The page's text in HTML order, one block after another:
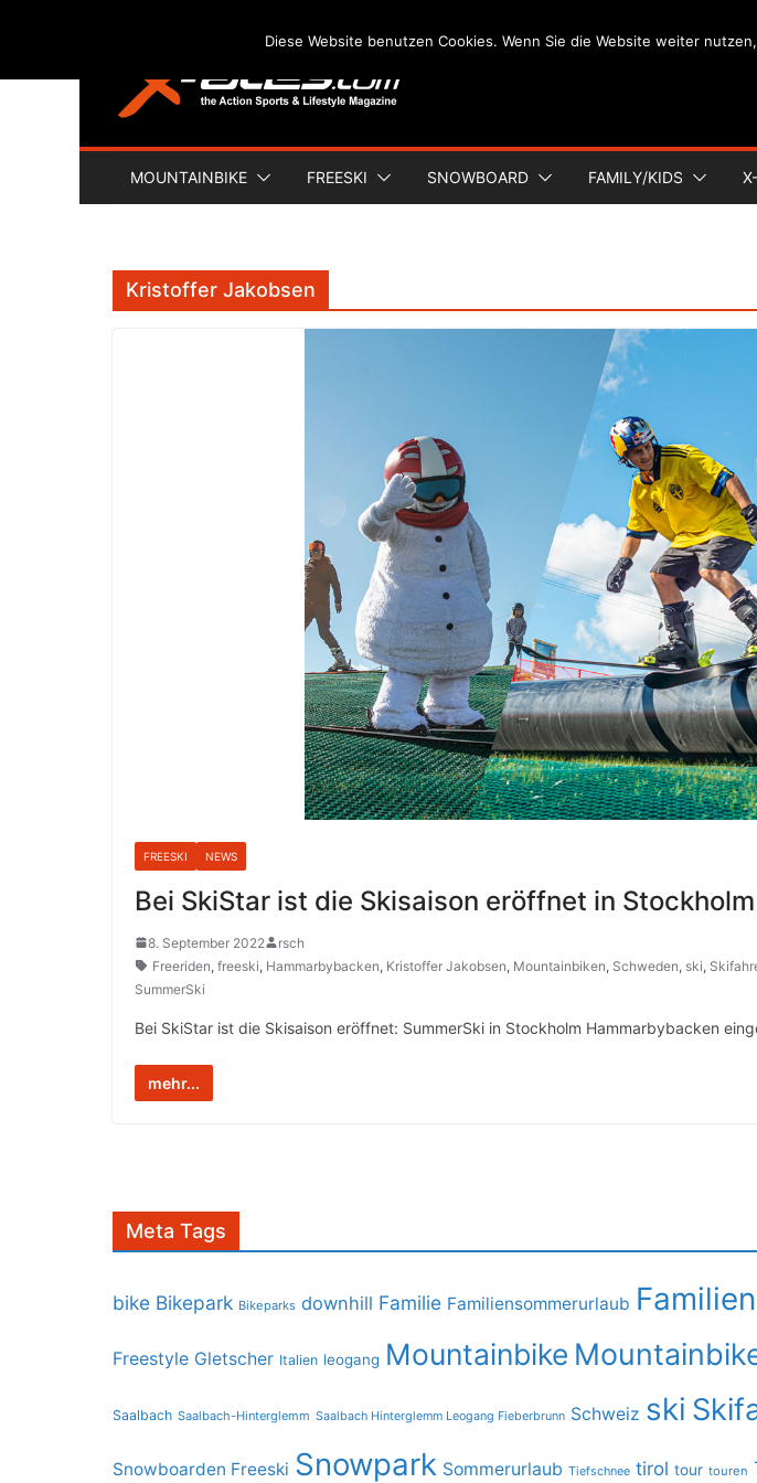
content
MOUNTAINBIKE FREESKI SNOWBOARD FAMILY/KIDS
Kristoffer Jakobsen
FREESKI NEWS
Bei SkiStar ist die Skisaison eröffnet in Stockholm
8. September 2022
rsch
Freeriden, freeski, Hammarbybacken, Kristoffer Jakobsen, Mountainbiken, Schweden, ski,
SummerSki
Bei SkiStar ist die Skisaison eröffnet: SummerSki in Stockholm Hammarbybacken
mehr...
Meta Tags
bike Bikepark Bikeparks downhill Familie Familiensommerurlaub
Freestyle Gletscher Italien leogang Mountainbike
Saalbach Saalbach-Hinterglemm Saalbach Hinterglemm Leogang Fieberbrunn Schweiz ski
Snowboarden Freeski Snowpark Sommerurlaub Tiefschnee tirol tour touren
Diese Website benutzen Cookies. Wenn Sie die Website weiter